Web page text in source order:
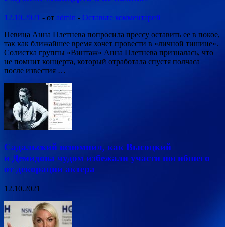
12.10.2021 - от admin - Оставьте комментарий
Певица Анна Плетнева попросила прессу оставить ее в покое,
так как ближайшее время хочет провести в «личной тишине».
Солистка группы «Винтаж» Анна Плетнева призналась, что
не помнит концерта, который отработала спустя полчаса
после известия …
Садальский вспомнил, как Высоцкий
и Демидова чудом избежали участи погибшего
от декорации актера
12.10.2021